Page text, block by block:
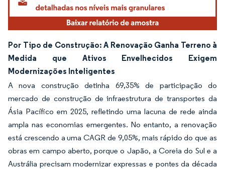
Por Tipo de Construção: A Renovação Ganha Terreno à
Medida que Ativos Envelhecidos Exigem
Modernizações Inteligentes
A nova construção detinha 69,35% de participação do
mercado de construção de infraestrutura de transportes da
Ásia Pacífico em 2025, refletindo uma lacuna de rede ainda
ampla nas economias emergentes. No entanto, a renovação
está crescendo a uma CAGR de 9,05%, mais rápido do que as
obras em campo aberto, porque o Japão, a Coreia do Sul e a
Austrália precisam modernizar expressas e pontes da década